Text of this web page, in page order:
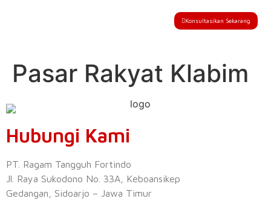
Konsultasikan Sekarang
Pasar Rakyat Klabim
Hubungi Kami
PT. Ragam Tangguh Fortindo
Jl. Raya Sukodono No. 33A, Keboansikep
Gedangan, Sidoarjo – Jawa Timur